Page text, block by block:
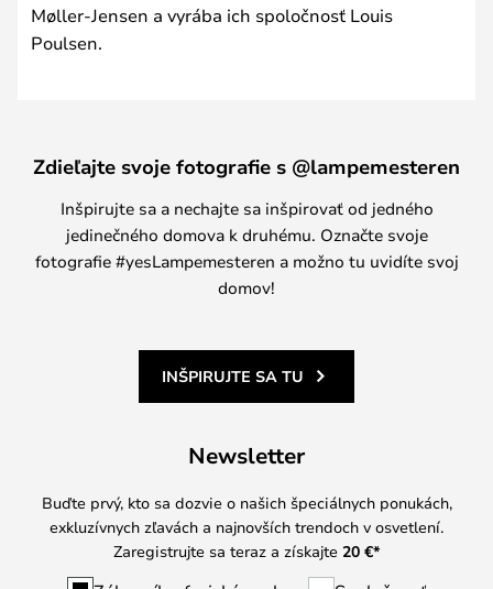
Møller-Jensen a vyrába ich spoločnosť Louis
Poulsen.
Zdieľajte svoje fotografie s @lampemesteren
Inšpirujte sa a nechajte sa inšpirovať od jedného
jedinečného domova k druhému. Označte svoje
fotografie #yesLampemesteren a možno tu uvidíte svoj
domov!
INŠPIRUJTE SA TU
Newsletter
Buďte prvý, kto sa dozvie o našich špeciálnych ponukách,
exkluzívnych zľavách a najnovších trendoch v osvetlení.
Zaregistrujte sa teraz a získajte 20 €*